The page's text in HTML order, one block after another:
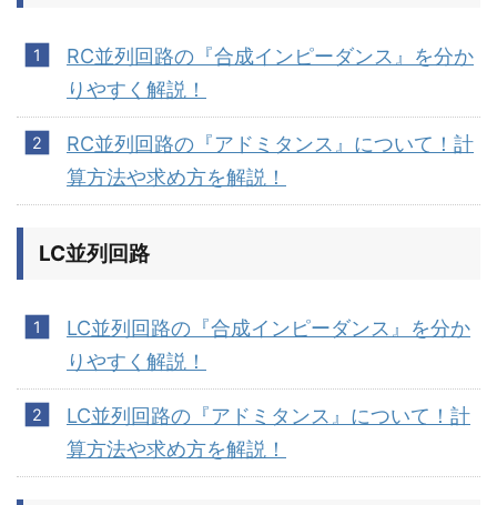
RC並列回路の『合成インピーダンス』を分か
りやすく解説！
RC並列回路の『アドミタンス』について！計
算方法や求め方を解説！
LC並列回路
LC並列回路の『合成インピーダンス』を分か
りやすく解説！
LC並列回路の『アドミタンス』について！計
算方法や求め方を解説！